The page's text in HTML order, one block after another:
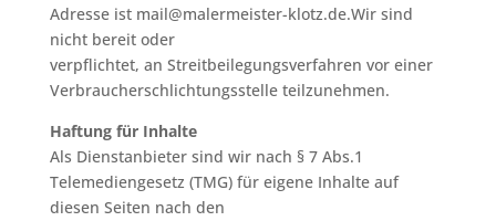
Adresse ist mail@malermeister-klotz.de.Wir sind
nicht bereit oder
verpflichtet, an Streitbeilegungsverfahren vor einer
Verbraucherschlichtungsstelle teilzunehmen.
Haftung für Inhalte
Als Dienstanbieter sind wir nach § 7 Abs.1
Telemediengesetz (TMG) für eigene Inhalte auf
diesen Seiten nach den